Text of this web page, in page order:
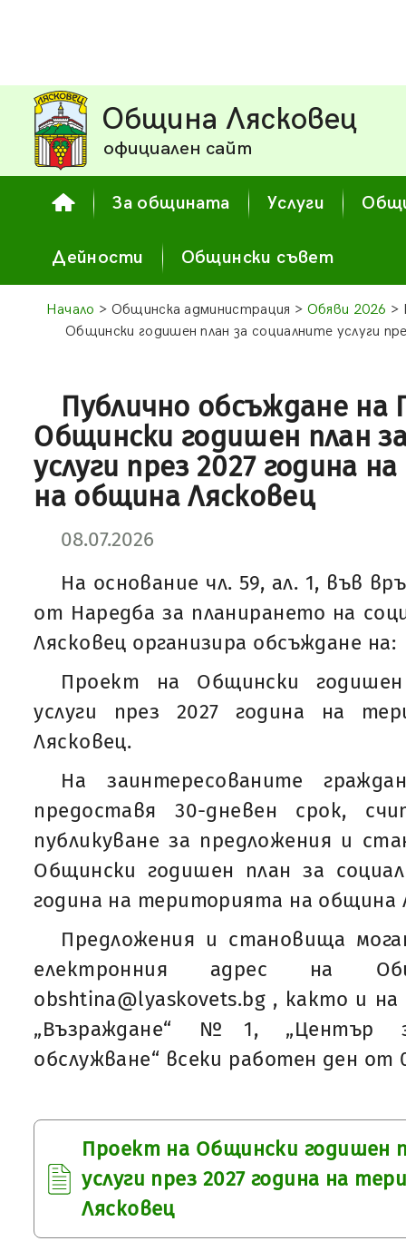
Община Лясковец
официален сайт
За общината Услуги
Дейности Общински съвет
Начало > Общинска администрация > Обяви 2026 >
Общински годишен план за социалните услуги
Публично обсъждане на
Общински годишен план
услуги през 2027 година
на община Лясковец
08.07.2026
На основание чл. 59, ал. 1, във
от Наредба за планирането на
Лясковец организира обсъждане на:
Проект на Общински
услуги през 2027 година на
Лясковец.
На заинтересованите
предоставя 30-дневен срок,
публикуване за предложения и
Общински годишен план за
година на територията на община
Предложения и становища
електронния адрес на
obshtina@lyaskovets.bg , както и на
„Възраждане“ №1, „Център
обслужване“ всеки работен ден от
Проект на Общински годишен
услуги през 2027 година на
Лясковец